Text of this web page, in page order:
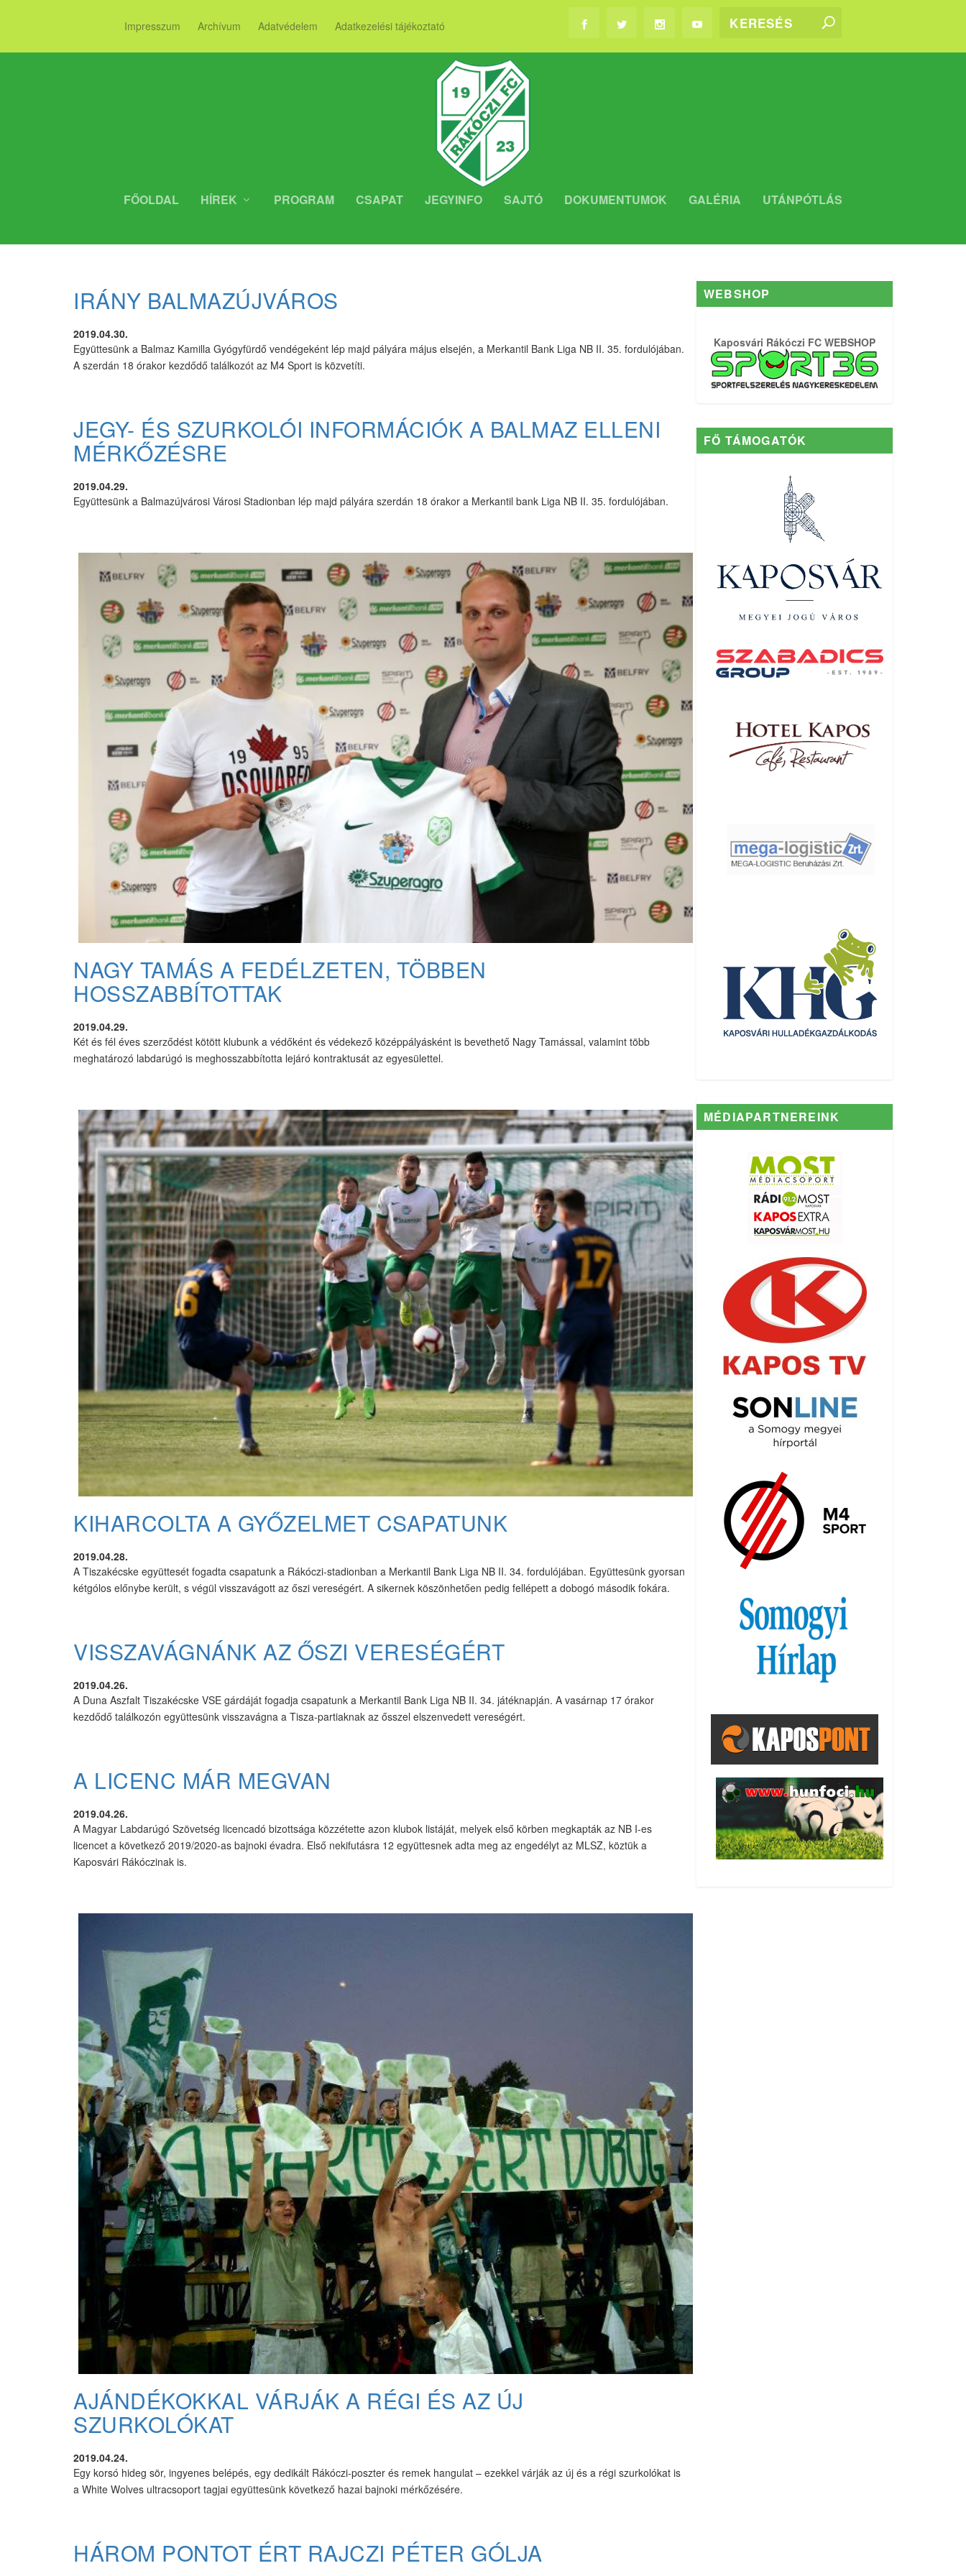
Impresszum Archívum Adatvédelem Adatkezelési tájékoztató
FŐOLDAL HÍREK PROGRAM CSAPAT JEGYINFO SAJTÓ DOKUMENTUMOK GALÉRIA UTÁNPÓTLÁS
IRÁNY BALMAZÚJVÁROS
2019.04.30.
Együttesünk a Balmaz Kamilla Gyógyfürdő vendégeként lép majd pályára május elsején, a Merkantil Bank Liga NB II. 35. fordulójában.
A szerdán 18 órakor kezdődő találkozót az M4 Sport is közvetíti.
JEGY- ÉS SZURKOLÓI INFORMÁCIÓK A BALMAZ ELLENI
MÉRKŐZÉSRE
2019.04.29.
Együttesünk a Balmazújvárosi Városi Stadionban lép majd pályára szerdán 18 órakor a Merkantil bank Liga NB II. 35. fordulójában.
NAGY TAMÁS A FEDÉLZETEN, TÖBBEN
HOSSZABBÍTOTTAK
2019.04.29.
Két és fél éves szerződést kötött klubunk a védőként és védekező középpályásként is bevethető Nagy Tamással, valamint több
meghatározó labdarúgó is meghosszabbította lejáró kontraktusát az egyesülettel.
KIHARCOLTA A GYŐZELMET CSAPATUNK
2019.04.28.
A Tiszakécske együttesét fogadta csapatunk a Rákóczi-stadionban a Merkantil Bank Liga NB II. 34. fordulójában. Együttesünk gyorsan
kétgólos előnybe került, s végül visszavágott az őszi vereségért. A sikernek köszönhetően pedig fellépett a dobogó második fokára.
VISSZAVÁGNÁNK AZ ŐSZI VERESÉGÉRT
2019.04.26.
A Duna Aszfalt Tiszakécske VSE gárdáját fogadja csapatunk a Merkantil Bank Liga NB II. 34. játéknapján. A vasárnap 17 órakor
kezdődő találkozón együttesünk visszavágna a Tisza-partiaknak az ősszel elszenvedett vereségért.
A LICENC MÁR MEGVAN
2019.04.26.
A Magyar Labdarúgó Szövetség licencadó bizottsága közzétette azon klubok listáját, melyek első körben megkapták az NB I-es
licencet a következő 2019/2020-as bajnoki évadra. Első nekifutásra 12 együttesnek adta meg az engedélyt az MLSZ, köztük a
Kaposvári Rákóczinak is.
AJÁNDÉKOKKAL VÁRJÁK A RÉGI ÉS AZ ÚJ
SZURKOLÓKAT
2019.04.24.
Egy korsó hideg sör, ingyenes belépés, egy dedikált Rákóczi-poszter és remek hangulat – ezekkel várják az új és a régi szurkolókat is
a White Wolves ultracsoport tagjai együttesünk következő hazai bajnoki mérkőzésére.
HÁROM PONTOT ÉRT RAJCZI PÉTER GÓLJA
WEBSHOP
Kaposvári Rákóczi FC WEBSHOP
FŐ TÁMOGATÓK
MÉDIAPARTNEREINK